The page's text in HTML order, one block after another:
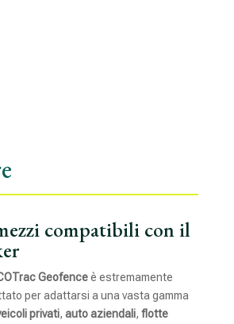
compatibili con il
Geofenceè estremamente
per adattarsi a una vasta gamma
privati, auto aziendali, flotte